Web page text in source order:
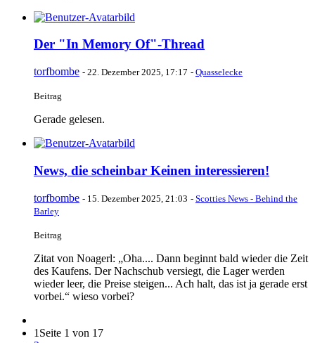
Der "In Memory Of"-Thread
torfbombe - 22. Dezember 2025, 17:17 - Quasselecke
Beitrag
Gerade gelesen.
News, die scheinbar Keinen interessieren!
torfbombe - 15. Dezember 2025, 21:03 - Scotties News - Behind the
Barley
Beitrag
Zitat von Noagerl: „Oha.... Dann beginnt bald wieder die Zeit
des Kaufens. Der Nachschub versiegt, die Lager werden
wieder leer, die Preise steigen... Ach halt, das ist ja gerade erst
vorbei.“ wieso vorbei?
1 Seite 1 von 17